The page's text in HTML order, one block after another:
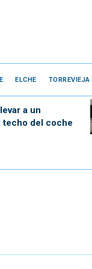
ELCHE TORREVIEJA
a un
techo del coche